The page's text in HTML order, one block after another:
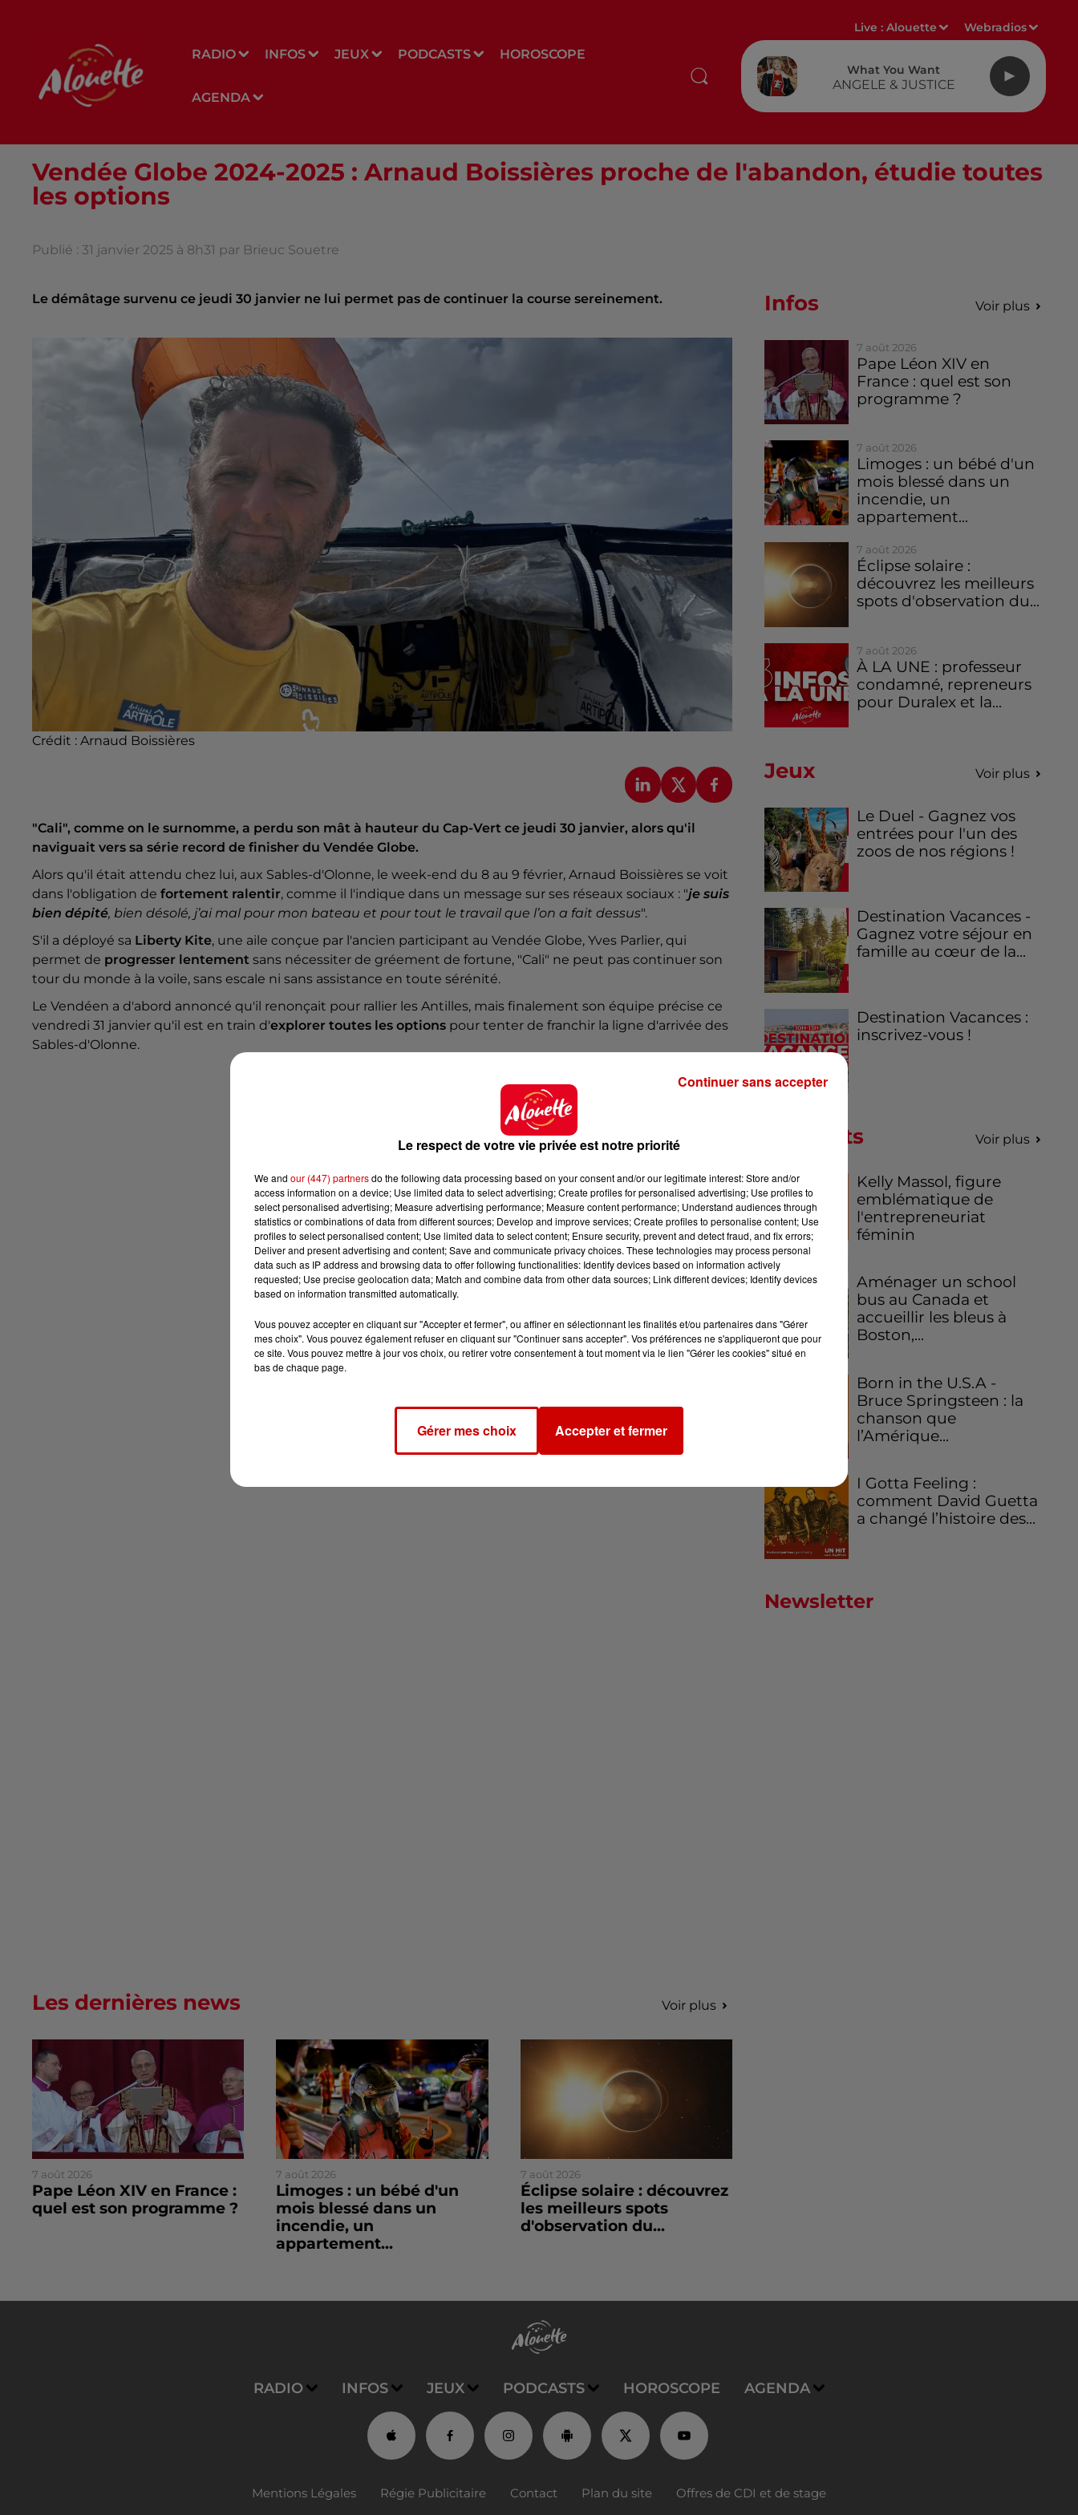
RADIO INFOS JEUX PODCASTS HOROSCOPE
AGENDA
Live :Alouette Webradios
What You Want
ANGELE & JUSTICE
Vendée Globe 2024-2025 : Arnaud Boissières proche de l'abandon, étudie toutes
les options
Publié : 31 janvier 2025 à 8h31 par Brieuc Souetre
Le démâtage survenu ce jeudi 30 janvier ne lui permet pas de continuer la course sereinement.
Crédit : Arnaud Boissières
"Cali", comme on le surnomme, a perdu son mât à hauteur du Cap-Vert ce jeudi 30 janvier, alors qu'il
naviguait vers sa série record de finisher du Vendée Globe.
Alors qu'il était attendu chez lui, aux Sables-d'Olonne, le week-end du 8 au 9 février, Arnaud Boissières se voit
dans l'obligation de fortement ralentir, comme il l'indique dans un message sur ses réseaux sociaux : "je suis
bien dépité, bien désolé, j’ai mal pour mon bateau et pour tout le travail que l’on a fait dessus".
S'il a déployé sa Liberty Kite, une aile conçue par l'ancien participant au Vendée Globe, Yves Parlier, qui
permet de progresser lentement sans nécessiter de gréement de fortune, "Cali" ne peut pas continuer son
tour du monde à la voile, sans escale ni sans assistance en toute sérénité.
Le Vendéen a d'abord annoncé qu'il renonçait pour rallier les Antilles, mais finalement son équipe précise ce
vendredi 31 janvier qu'il est en train d'explorer toutes les options pour tenter de franchir la ligne d'arrivée des
Sables-d'Olonne.
Infos Voir plus
7 août 2026
Pape Léon XIV en
France : quel est son
programme ?
7 août 2026
Limoges : un bébé d'un
mois blessé dans un
incendie, un
appartement...
7 août 2026
Éclipse solaire :
découvrez les meilleurs
spots d'observation du...
7 août 2026
À LA UNE : professeur
condamné, repreneurs
pour Duralex et la...
Jeux Voir plus
Le Duel - Gagnez vos
entrées pour l'un des
zoos de nos régions !
Destination Vacances -
Gagnez votre séjour en
famille au cœur de la...
Destination Vacances :
inscrivez-vous !
Podcasts Voir plus
Kelly Massol, figure
emblématique de
l'entrepreneuriat
féminin
Aménager un school
bus au Canada et
accueillir les bleus à
Boston,...
Born in the U.S.A -
Bruce Springsteen : la
chanson que
l’Amérique...
I Gotta Feeling :
comment David Guetta
a changé l’histoire des...
Newsletter
Les dernières news Voir plus
7 août 2026
Pape Léon XIV en France :
quel est son programme ?
7 août 2026
Limoges : un bébé d'un
mois blessé dans un
incendie, un
appartement...
7 août 2026
Éclipse solaire : découvrez
les meilleurs spots
d'observation du...
RADIO INFOS JEUX PODCASTS HOROSCOPE AGENDA
Mentions Légales Régie Publicitaire Contact Plan du site Offres de CDI et de stage
Le respect de votre vie privée est notre priorité
We and our (447) partnersdo the following data processing based on your consent and/or our legitimate interest: Store and/or
access information on a device; Use limited data to select advertising; Create profiles for personalised advertising; Use profiles to
select personalised advertising; Measure advertising performance; Measure content performance; Understand audiences through
statistics or combinations of data from different sources; Develop and improve services; Create profiles to personalise content; Use
profiles to select personalised content; Use limited data to select content; Ensure security, prevent and detect fraud, and fix errors;
Deliver and present advertising and content; Save and communicate privacy choices. These technologies may process personal
data such as IP address and browsing data to offer following functionalities: Identify devices based on information actively
requested; Use precise geolocation data; Match and combine data from other data sources; Link different devices; Identify devices
based on information transmitted automatically.
Vous pouvez accepter en cliquant sur "Accepter et fermer", ou affiner en sélectionnant les finalités et/ou partenaires dans "Gérer
mes choix". Vous pouvez également refuser en cliquant sur "Continuer sans accepter". Vos préférences ne s'appliqueront que pour
ce site. Vous pouvez mettre à jour vos choix, ou retirer votre consentement à tout moment via le lien "Gérer les cookies" situé en
bas de chaque page.
Gérer mes choix Accepter et fermer
Continuer sans accepter